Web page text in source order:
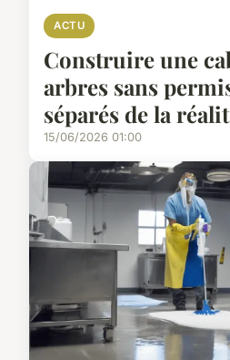
ACTU
Construire une
arbres sans
séparés de la
15/06/2026 01:00